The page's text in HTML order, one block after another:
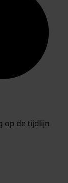
op de tijdlijn